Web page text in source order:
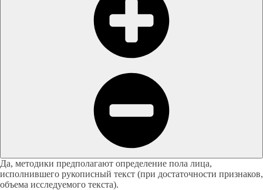
Да, методики предполагают определение пола лица,
исполнившего рукописный текст (при достаточности признаков,
объема исследуемого текста).